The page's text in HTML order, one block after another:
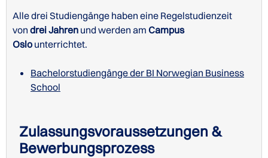
Informationen zum Campus Oslo
Alle drei Studiengänge haben eine Regelstudienzeit
von drei Jahren und werden am Campus
Oslo unterrichtet.
Bachelorstudiengänge der BI Norwegian Business
School
Zulassungsvoraussetzungen &
Bewerbungsprozess